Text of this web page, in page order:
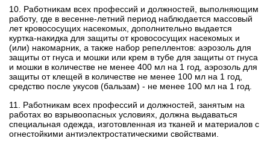
10. Работникам всех профессий и должностей, выполняющим
работу, где в весенне-летний период наблюдается массовый
лет кровососущих насекомых, дополнительно выдается
куртка-накидка для защиты от кровососущих насекомых и
(или) накомарник, а также набор репеллентов: аэрозоль для
защиты от гнуса и мошки или крем в тубе для защиты от гнуса
и мошки в количестве не менее 400 мл на 1 год, аэрозоль для
защиты от клещей в количестве не менее 100 мл на 1 год,
средство после укусов (бальзам) - не менее 100 мл на 1 год.
11. Работникам всех профессий и должностей, занятым на
работах во взрывоопасных условиях, должна выдаваться
специальная одежда, изготовленная из тканей и материалов с
огнестойкими антиэлектростатическими свойствами.